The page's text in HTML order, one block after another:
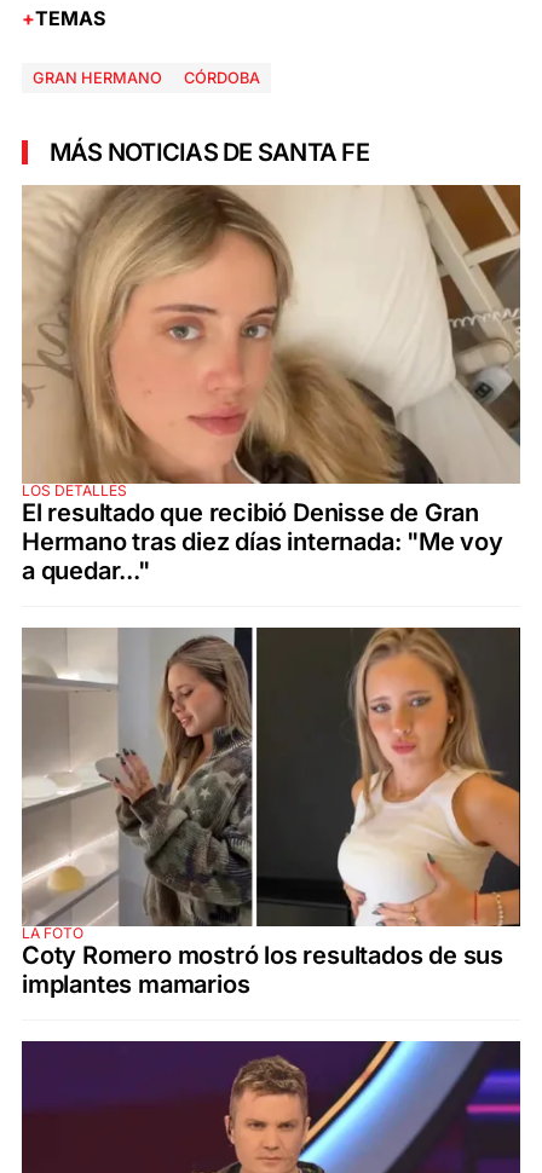
TEMAS
GRAN HERMANO CÓRDOBA
MÁS NOTICIAS DE SANTA FE
LOS DETALLES
El resultado que recibió Denisse de Gran
Hermano tras diez días internada: "Me voy
a quedar..."
LA FOTO
Coty Romero mostró los resultados de sus
implantes mamarios